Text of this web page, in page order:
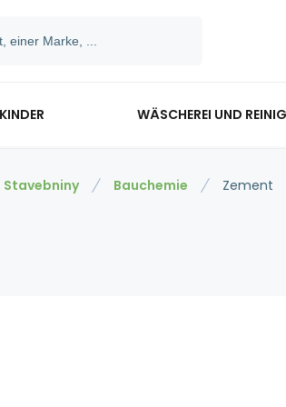
KINDER WÄSCHEREI UND
Stavebniny Bauchemie Zement